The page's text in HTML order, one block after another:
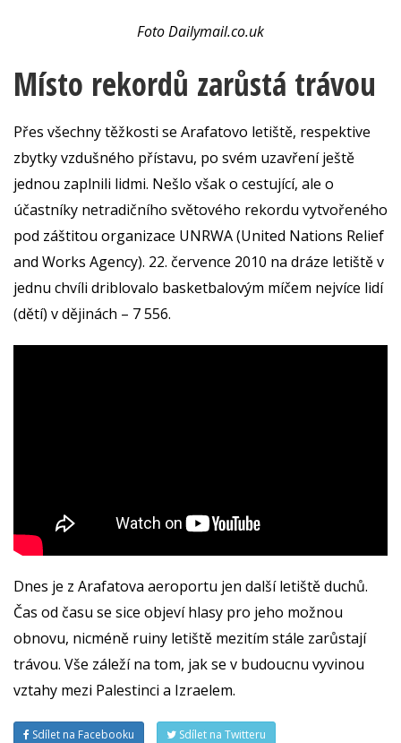
Foto Dailymail.co.uk
Místo rekordů zarůstá trávou
Přes všechny těžkosti se Arafatovo letiště, respektive
zbytky vzdušného přístavu, po svém uzavření ještě
jednou zaplnili lidmi. Nešlo však o cestující, ale o
účastníky netradičního světového rekordu vytvořeného
pod záštitou organizace UNRWA (United Nations Relief
and Works Agency). 22. července 2010 na dráze letiště v
jednu chvíli driblovalo basketbalovým míčem nejvíce lidí
(dětí) v dějinách – 7 556.
Dnes je z Arafatova aeroportu jen další letiště duchů.
Čas od času se sice objeví hlasy pro jeho možnou
obnovu, nicméně ruiny letiště mezitím stále zarůstají
trávou. Vše záleží na tom, jak se v budoucnu vyvinou
vztahy mezi Palestinci a Izraelem.
Sdílet na Facebooku
Sdílet na Twitteru